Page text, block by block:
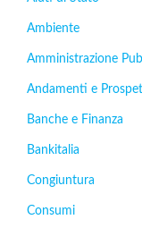
Ambiente
Amministrazione
Andamenti e
Banche e Finanza
Bankitalia
Congiuntura
Consumi